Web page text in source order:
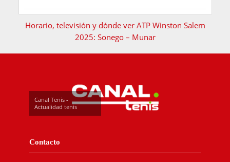
Horario, televisión y dónde ver ATP Winston Salem
2025: Sonego – Munar
Canal Tenis -
Actualidad tenis
Contacto